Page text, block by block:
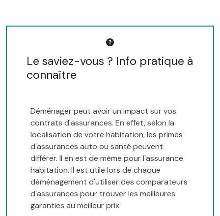
Le saviez-vous ? Info pratique à
connaître
Déménager peut avoir un impact sur vos
contrats d'assurances. En effet, selon la
localisation de votre habitation, les primes
d'assurances auto ou santé peuvent
différer. Il en est de même pour l'assurance
habitation. Il est utile lors de chaque
déménagement d'utiliser des comparateurs
d'assurances pour trouver les meilleures
garanties au meilleur prix.